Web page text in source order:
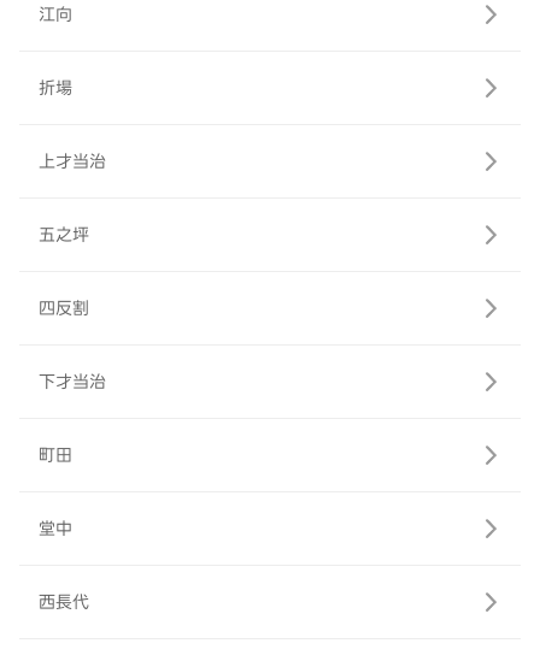
江向
折場
上才当治
五之坪
四反割
下才当治
町田
堂中
西長代